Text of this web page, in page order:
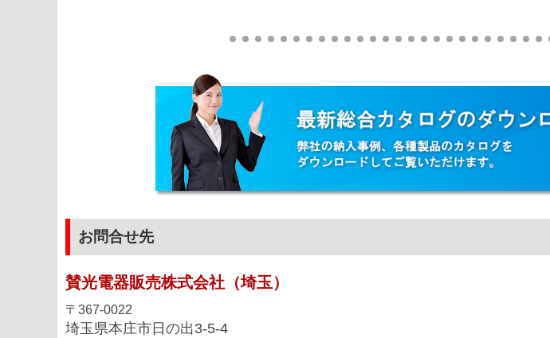
お問合せ先
賛光電器販売株式会社（埼玉）
〒367-0022
埼玉県本庄市日の出3-5-4